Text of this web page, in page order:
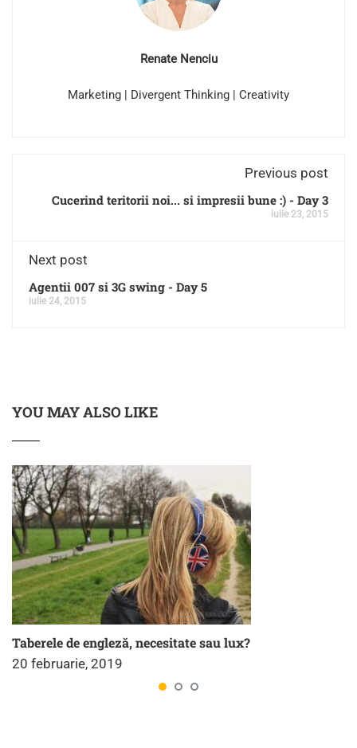
Renate Nenciu
Marketing | Divergent Thinking | Creativity
Previous post
Cucerind teritorii noi... si impresii bune :) - Day 3
iulie 23, 2015
Next post
Agentii 007 si 3G swing - Day 5
iulie 24, 2015
YOU MAY ALSO LIKE
Taberele de engleză, necesitate sau lux?
20 februarie, 2019